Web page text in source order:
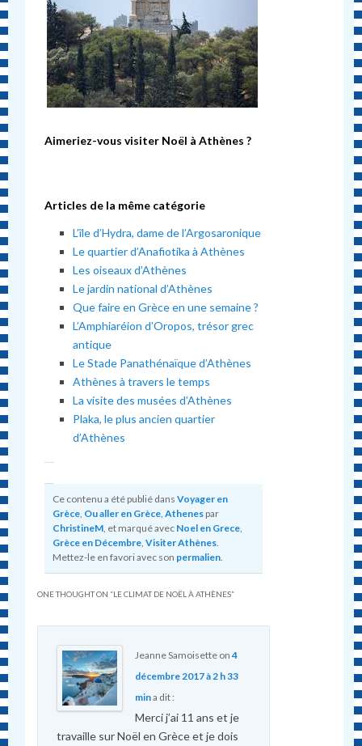
Aimeriez-vous visiter Noël à Athènes ?
Articles de la même catégorie
L’île d’Hydra, dame de l’Argosaronique
Le quartier d’Anafiotika à Athènes
Les oiseaux d’Athènes
Le jardin national d’Athènes
Que faire en Grèce en une semaine ?
L’Amphiaréion d’Oropos, trésor grec
antique
Le Stade Panathénaïque d’Athènes
Athènes à travers le temps
La visite des musées d’Athènes
Plaka, le plus ancien quartier
d’Athènes
Ce contenu a été publié dansVoyager en
Grèce Ou aller en Grèce ,Athenes par
ChristineM , et marqué avec Noel en Grece
Grèce en Décembre ,Visiter Athènes
Mettez-le en favori avec son permalien
ONE THOUGHT ON “LE CLIMAT DE NOËL À ATHÈNES”
Jeanne Samoisetteon4
décembre 2017 à 2 h 33
mina dit :
Merci j’ai 11 ans et je
travaille sur Noël en Grèce et je dois